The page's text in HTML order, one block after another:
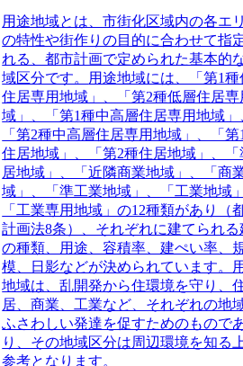
用途地域とは、市街化区域内の各エ
の特性や街作りの目的に合わせて指
れる、都市計画で定められた基本的
域区分です。
用途地域には、「第1種
住居専用地域」、「第2種低層住居専
域」、「第1種中高層住居専用地域」
「第2種中高層住居専用地域」、「第
住居地域」、「第2種住居地域」、「
居地域」、「近隣商業地域」、「商
域」、「準工業地域」、「工業地域」
「工業専用地域」の12種類があり（
計画法8条）、それぞれに建てられる
の種類、用途、容積率、建ぺい率、
模、日影などが決められています。
地域は、乱開発から住環境を守り、
居、商業、工業など、それぞれの地
ふさわしい発達を促すためのもので
り、その地域区分は周辺環境を知る
参考となります。